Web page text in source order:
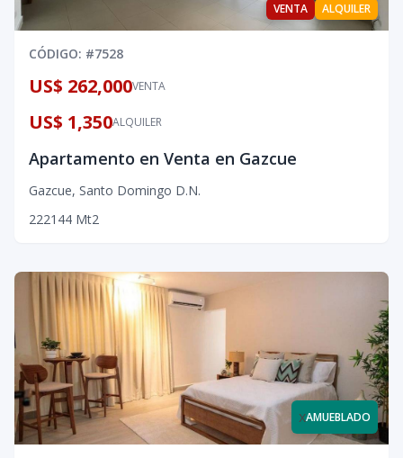
VENTA ALQUILER
CÓDIGO: #7528
VENTA
US$ 262,000
ALQUILER
US$ 1,350
Apartamento en Venta en Gazcue
Gazcue, Santo Domingo D.N.
222144 Mt2
xAMUEBLADO